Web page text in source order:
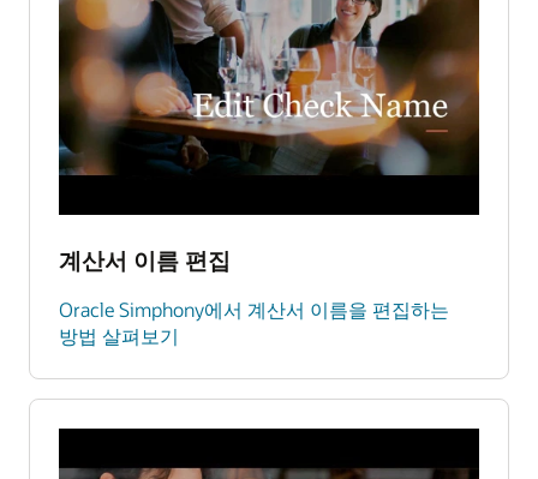
계산서 이름 편집
Oracle Simphony에서 계산서 이름을 편집하는
방법 살펴보기